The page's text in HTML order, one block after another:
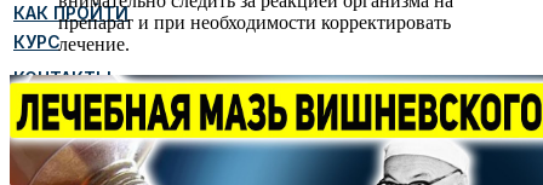
КАК ПРОЙТИ
КУРС
КОНТАКТЫ
НИЖНИЙ
НОВГОРОД
препарат и при необходимости корректировать
лечение.